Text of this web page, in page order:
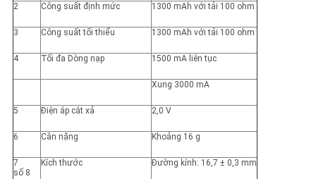
2 Công suất định mức 1300 mAh với tải 100 ohm
3 Công suất tối thiểu 1300 mAh với tải 100 ohm
4 Tối đa Dòng nạp 1500 mA liên tục
Xung 3000 mA
5 Điện áp cắt xả 2,0 V
6 Cân nặng Khoảng 16 g
7
số 8
Kích thước Đường kính: 16,7 ± 0,3 mm